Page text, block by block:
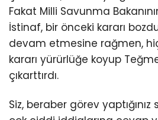
Fakat Milli Savunma
İstinaf, bir önceki kararı
devam etmesine rağmen,
kararı yürürlüğe koyup
çıkarttırdı.
Siz, beraber görev yaptığınız